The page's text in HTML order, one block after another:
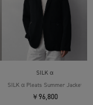
SILK α
SILK α Pleats Summer Jacket
￥96,800